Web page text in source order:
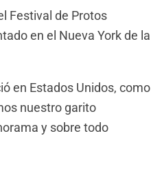
Festival de Protos
en el Nueva York de la
en Estados Unidos, como
nuestro garito
y sobre todo